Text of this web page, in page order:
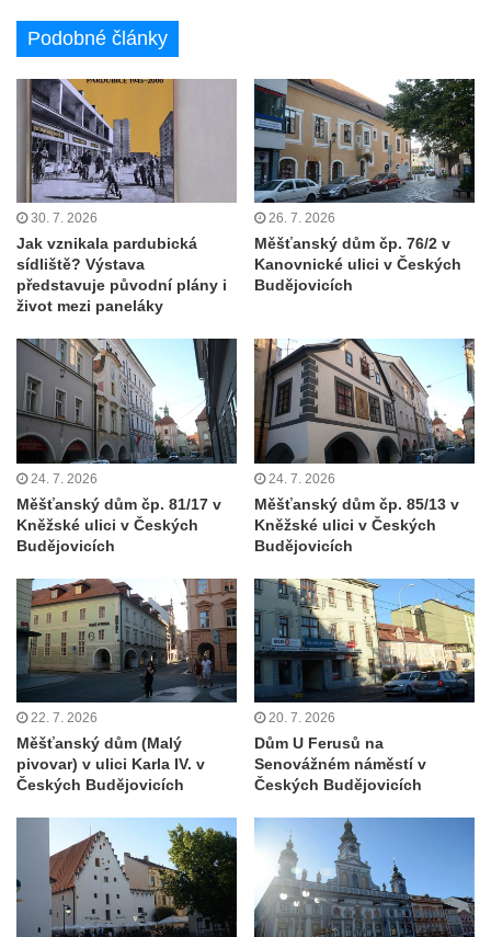
Dům čp. 184 na Palackého náměstí v
Novém Boru
Dům čp. 215 v ulici Bratří Čapků v Novém
Boru
Dům čp. 211 v Tkalcovské ulici v Novém
Boru
Dům čp. 206 v Tkalcovské ulici v Novém
Boru
Dům čp. 139 ve Špálově ulici v Novém Boru
Dům čp. 132 ve Sloupské ulici v Novém
Boru
Dům čp. 129 ve Sloupské ulici v Novém
Boru
Dům čp. 109 v Kalinově ulici v Novém Boru
Dům čp. 107 v Kalinově ulici v Novém Boru
Dům čp. 46 v ulici T. G. Masaryka v Novém
Boru
(informační středisko)
Kittelův dům čp. 101 v Novém Boru
Hornický dům Sokolov
Dům kultury Ostrov
Fuchsova vila v Kraslicích
Katova ulička v Kadani
Kittelův dům v Krásné u Pěnčína
Fara u kostela svatého Josefa v Krásné u
Pěnčína
Altán v parku u školy v Teplicích nad Metují
Podobné články
30. 7. 2026
Jak vznikala pardubická
sídliště? Výstava
představuje původní plány i
život mezi paneláky
26. 7. 2026
Měšťanský dům čp. 76/2 v
Kanovnické ulici v Českých
Budějovicích
24. 7. 2026
Měšťanský dům čp. 81/17 v
Kněžské ulici v Českých
Budějovicích
24. 7. 2026
Měšťanský dům čp. 85/13 v
Kněžské ulici v Českých
Budějovicích
22. 7. 2026
Měšťanský dům (Malý
pivovar) v ulici Karla IV. v
Českých Budějovicích
20. 7. 2026
Dům U Ferusů na
Senovážném náměstí v
Českých Budějovicích